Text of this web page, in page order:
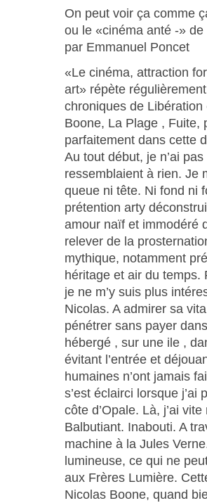
On peut voir ça comme
ou le «cinéma anté -»
par Emmanuel Poncet
«Le cinéma, attraction
art» répète
chroniques de
Boone, La Plage , Fuite,
parfaitement dans cette
Au tout début, je n’ai
ressemblaient à rien. Je
queue ni tête. Ni fond ni
prétention arty
amour naïf et immodéré
relever de la
mythique, notamment
héritage et air du temps.
je ne m’y suis plus
Nicolas. A admirer sa
pénétrer sans payer
hébergé , sur une ile ,
évitant l’entrée et
humaines n’ont jamais
s’est éclairci lorsque
côte d’Opale. Là, j’ai
Balbutiant. Inabouti. A
machine à la Jules
lumineuse, ce qui ne
aux Frères Lumière.
Nicolas Boone, quand